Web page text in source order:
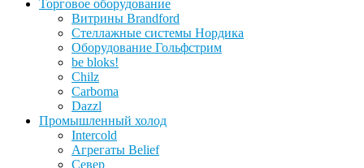
Торговое оборудование
Витрины Brandford
Стеллажные системы Нордика
Оборудование Гольфстрим
be bloks!
Chilz
Carboma
Dazzl
Промышленный холод
Intercold
Агрегаты Belief
Север